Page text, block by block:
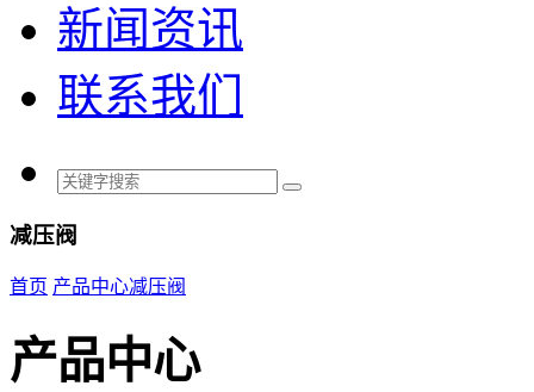
新闻资讯
联系我们
减压阀
首页 产品中心减压阀
产品中心